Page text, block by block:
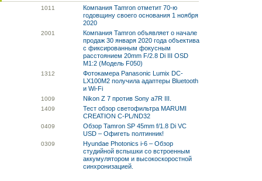
1011
Компания Tamron отметит 70-ю
годовщину своего основания 1 ноября
2020
2001
Компания Tamron объявляет о начале
продаж 30 января 2020 года объектива
с фиксированным фокусным
расстоянием 20mm F/2.8 Di III OSD
M1:2 (Модель F050)
1312
Фотокамера Panasonic Lumix DC-
LX100M2 получила адаптеры Bluetooth
и Wi-Fi
1009 Nikon Z 7 против Sony a7R III.
1409
Тест обзор светофильтра MARUMI
CREATION C-PL/ND32
0409
Обзор Tamron SP 45mm f/1.8 Di VC
USD – Офигеть полтинник!
0309
Hyundae Photonics i-6 – Обзор
студийной вспышки со встроенным
аккумулятором и высокоскоростной
синхронизацией.